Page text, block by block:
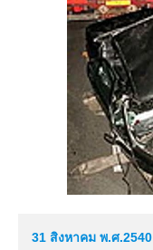
31 สิงหาคม พ.ศ.2540